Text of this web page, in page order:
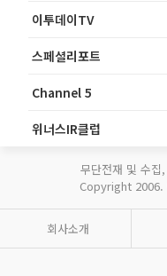
이투데이TV
스페셜리포트
Channel 5
위너스IR클럽
무단전재 및 수집
Copyright 2006.
회사소개